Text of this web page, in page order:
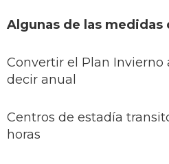
Algunas de las medidas
Convertir el Plan Invierno
decir anual
Centros de estadía
horas